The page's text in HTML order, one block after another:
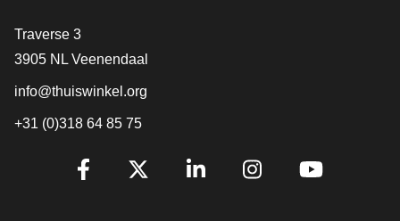
[_General:Contact]
Traverse 3
3905 NL Veenendaal
info@thuiswinkel.org
+31 (0)318 64 85 75
[_General:SocialMediaTitle]